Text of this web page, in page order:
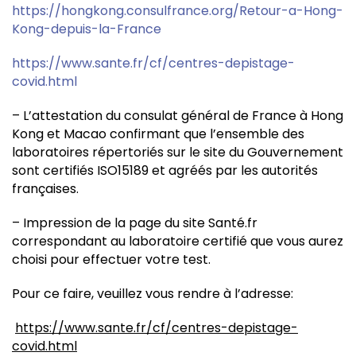
https://hongkong.consulfrance.org/Retour-a-Hong-
Kong-depuis-la-France
https://www.sante.fr/cf/centres-depistage-
covid.html
– L’attestation du consulat général de France à Hong
Kong et Macao confirmant que l’ensemble des
laboratoires répertoriés sur le site du Gouvernement
sont certifiés ISO15189 et agréés par les autorités
françaises.
– Impression de la page du site Santé.fr
correspondant au laboratoire certifié que vous aurez
choisi pour effectuer votre test.
Pour ce faire, veuillez vous rendre à l’adresse:
https://www.sante.fr/cf/centres-depistage-
covid.html